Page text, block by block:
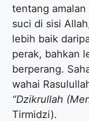
tentang
suci di sisi
lebih baik
perak, bahkan
berperang.
wahai
“Dzikrullah
Tirmidzi).